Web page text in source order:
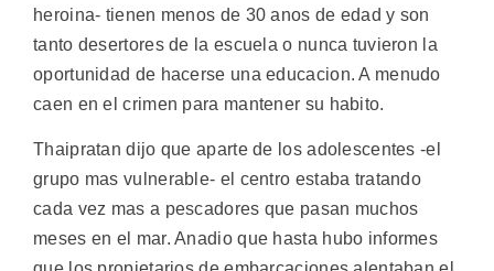
heroina- tienen menos de 30 anos de edad y son
tanto desertores de la escuela o nunca tuvieron la
oportunidad de hacerse una educacion. A menudo
caen en el crimen para mantener su habito.
Thaipratan dijo que aparte de los adolescentes -el
grupo mas vulnerable- el centro estaba tratando
cada vez mas a pescadores que pasan muchos
meses en el mar. Anadio que hasta hubo informes